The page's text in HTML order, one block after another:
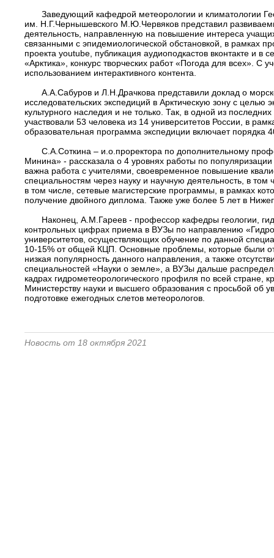
Заведующий кафедрой метеорологии и климатологии
им. Н.Г.Чернышевского М.Ю.Червяков представил
деятельность, направленную на повышение интереса
связанными с эпидемиологической обстановкой, в рамках
проекта youtube, публикация аудиоподкастов вконтакте и
«Арктика», конкурс творческих работ «Погода для всех». С
использованием интерактивного контента.
А.А.Сабуров и Л.Н.Драчкова представили доклад о
исследовательских экспедиций в Арктическую зону с целью
культурного наследия и не только. Так, в одной из
участвовали 53 человека из 14 университетов России, в
образовательная программа экспедиции включает порядка
С.А.Соткина – и.о.проректора по дополнительному
Минина» - рассказала о 4 уровнях работы по
важна работа с учителями, своевременное повышение
специальностям через науку и научную деятельность, в
в том числе, сетевые магистерские программы, в рамках
получение двойного диплома. Также уже более 5 лет в
Наконец, А.М.Гареев - профессор кафедры геологии,
контрольных цифрах приема в ВУЗы по направлению
университетов, осуществляющих обучение по данной
10-15% от общей КЦП. Основные проблемы, которые были
низкая популярность данного направления, а также
специальностей «Науки о земле», а ВУЗы дальше
кадрах гидрометеорологического профиля по всей
Министерству науки и высшего образования с просьбой об
подготовке ежегодных слетов метеорологов.
Новость от 18 октября 2021